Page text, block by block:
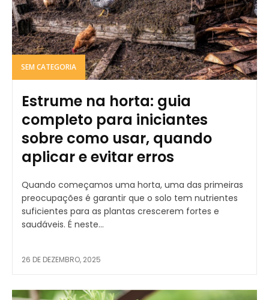
SEM CATEGORIA
Estrume na horta: guia
completo para iniciantes
sobre como usar, quando
aplicar e evitar erros
Quando começamos uma horta, uma das primeiras
preocupações é garantir que o solo tem nutrientes
suficientes para as plantas crescerem fortes e
saudáveis. É neste...
26 DE DEZEMBRO, 2025